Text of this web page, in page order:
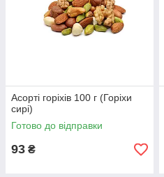
Асорті горіхів 100 г (Горіхи
сирі)
Готово до відправки
93 ₴